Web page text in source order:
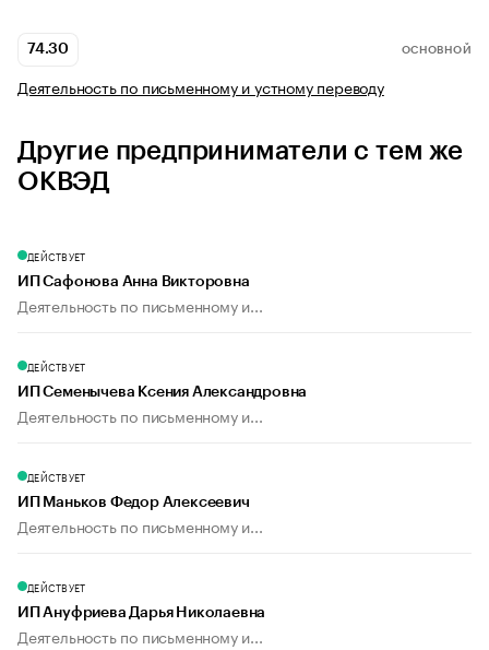
74.30 ОСНОВНОЙ
Деятельность по письменному и устному переводу
Другие предприниматели с тем же
ОКВЭД
ДЕЙСТВУЕТ
ИП Сафонова Анна Викторовна
Деятельность по письменному и...
ДЕЙСТВУЕТ
ИП Семенычева Ксения Александровна
Деятельность по письменному и...
ДЕЙСТВУЕТ
ИП Маньков Федор Алексеевич
Деятельность по письменному и...
ДЕЙСТВУЕТ
ИП Ануфриева Дарья Николаевна
Деятельность по письменному и...